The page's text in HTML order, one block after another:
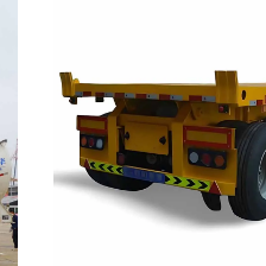
Pesado Cabeza